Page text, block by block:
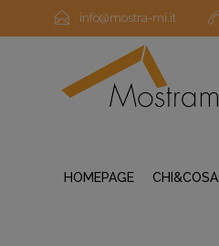
info@mostra-mi.it
HOMEPAGE CHI&COSA